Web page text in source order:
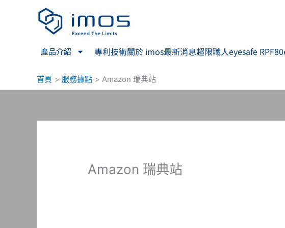
產品介紹 專利技術關於 imos最新消息超限職人eyesafe RPF80
首頁 服務據點 Amazon 瑞典站
Amazon 瑞典站